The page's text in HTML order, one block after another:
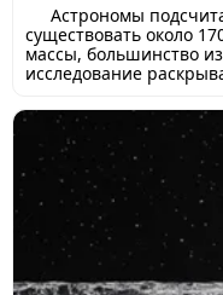
Астрономы
существовать около
массы, большинство
исследование